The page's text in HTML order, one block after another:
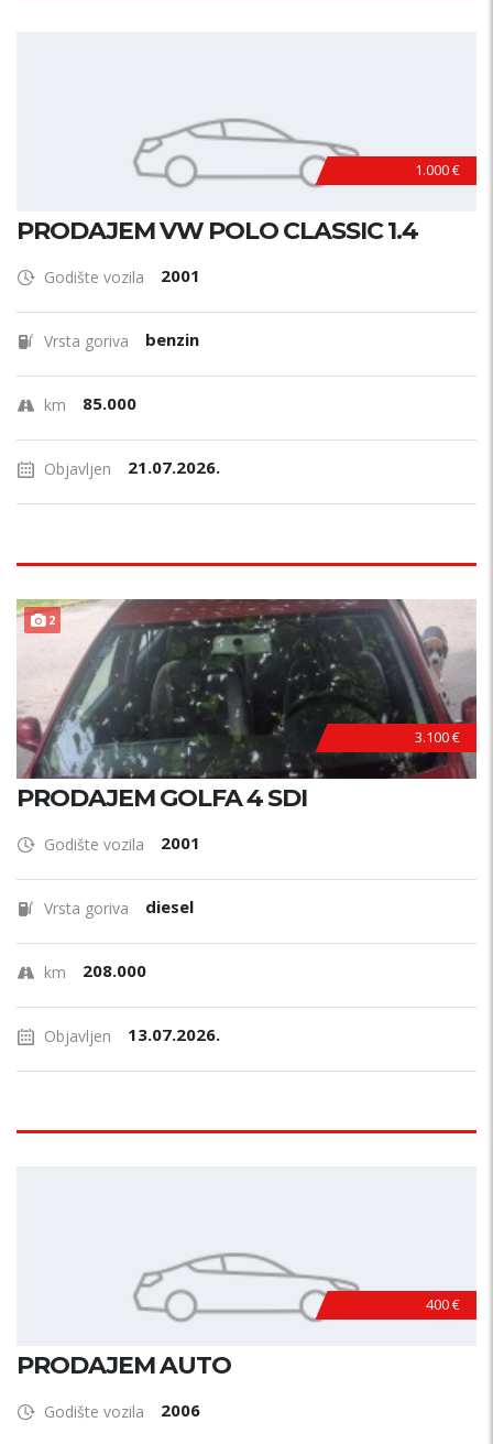
1.000 €
PRODAJEM VW POLO CLASSIC 1.4
Godište vozila 2001
Vrsta goriva benzin
km 85.000
Objavljen 21.07.2026.
2
3.100 €
PRODAJEM GOLFA 4 SDI
Godište vozila 2001
Vrsta goriva diesel
km 208.000
Objavljen 13.07.2026.
400 €
PRODAJEM AUTO
Godište vozila 2006